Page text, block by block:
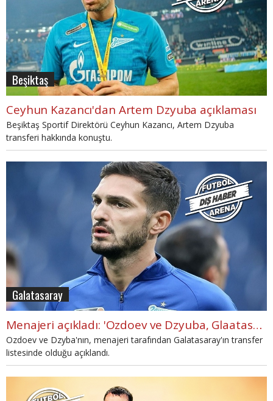
Beşiktaş
Ceyhun Kazancı'dan Artem Dzyuba açıklaması
Beşiktaş Sportif Direktörü Ceyhun Kazancı, Artem Dzyuba
transferi hakkında konuştu.
Galatasaray
Menajeri açıkladı: 'Ozdoev ve Dzyuba, Glaatasaray'ın listesinde'
Ozdoev ve Dzyba'nın, menajeri tarafından Galatasaray'ın transfer
listesinde olduğu açıklandı.